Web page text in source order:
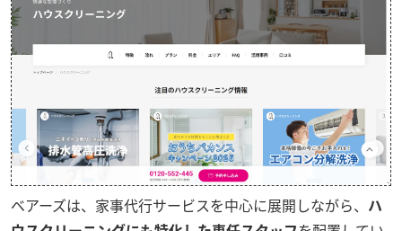
ベアーズは、家事代行サービスを中心に展開しながら、 ハ